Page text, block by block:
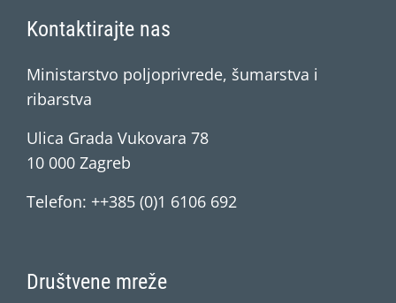
Kontaktirajte nas
Ministarstvo poljoprivrede, šumarstva i
ribarstva
Ulica Grada Vukovara 78
10 000 Zagreb
Telefon: ++385 (0)1 6106 692
Društvene mreže